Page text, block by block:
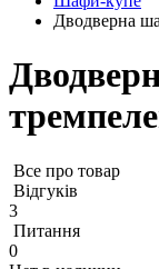
Дводверна
Все про товар
Відгуків
3
Питання
0